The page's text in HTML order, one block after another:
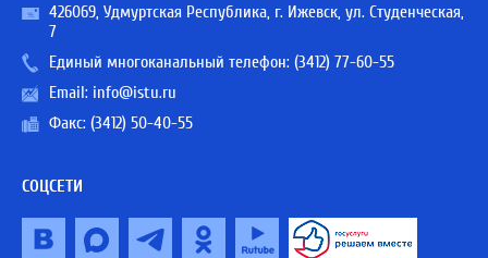
426069, Удмуртская Республика, г. Ижевск, ул. Студенческая,
7
Единый многоканальный телефон: (3412) 77-60-55
Email: info@istu.ru
Факс: (3412) 50-40-55
СОЦСЕТИ